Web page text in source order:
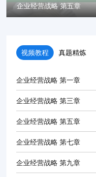
企业经营战略 第五章
视频教程 真题精炼
企业经营战略 第一章
企业经营战略 第三章
企业经营战略 第五章
企业经营战略 第七章
企业经营战略 第九章